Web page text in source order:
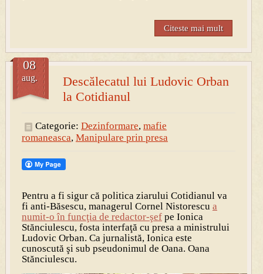
Citeste mai mult
Descălecatul lui Ludovic Orban
la Cotidianul
08
aug.
Categorie: Dezinformare, mafie
romaneasca, Manipulare prin presa
Pentru a fi sigur că politica ziarului Cotidianul va
fi anti-Băsescu, managerul Cornel Nistorescu a
numit-o în funcţia de redactor-şefpe Ionica
Stănciulescu, fosta interfaţă cu presa a ministrului
Ludovic Orban. Ca jurnalistă, Ionica este
cunoscută şi sub pseudonimul de Oana. Oana
Stănciulescu.